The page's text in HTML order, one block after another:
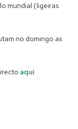
mundial (ligeiras
no domingo as
aqui.